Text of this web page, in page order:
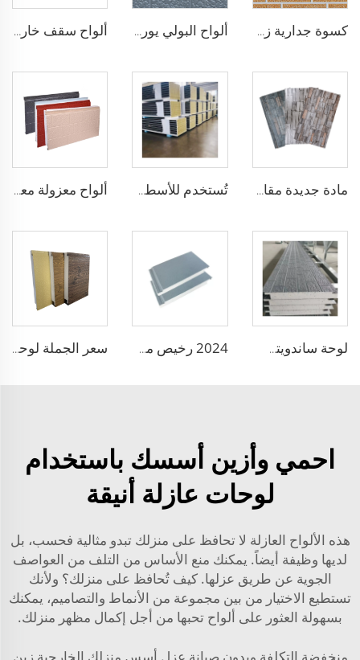
كسوة جدارية زخرفية من البولي يوريثين على شكل الطوب الاصطناعي المقاوم للحريق، ألواح ساندويشية من رغوة البولي يوريثين مع عزل حراري، ألواح معدنية ساندويشية بدون فواصل ألواح البولي يوريثين المزدوجة المنحوتة من المعادن، ألواح تزيينية للجدران الخارجية مع عزل حراري من رغوة البولي يوريثين لبيوت صغيرة ألواح سقف خارجي رغوة بولي يوريثين معزولة ذات نمط خشب للأسطح الخارجية للمنازل
مادة جديدة مقاومة للنار لوحة حجرية خارجية PU لوحة عازلة خارجية لوحة ساندويش PU لتزيين المنزل تُستخدم للأسطح المقاومة للهب في المنازل، لوحات الجدران الأساسية من صوف الصخور غلاف خارجي لملاط معدني مع سطح ناعم ألواح معزولة معدنية للعزل العازلة ألواح رغوة eps زخرفية للجدران
لوحة ساندويتش XPS عالي الأداء مع نواة من الرغوة EPS ولوحات سقف PU بمقاومة النار B1 2024 رخيص مقاوم للماء لوحة زخرفية عازلة للجدران لوحة زخرفية مركبة من الرغوة البوليستيرينية واللوحة المعدنية الجانبية سعر الجملة لوحة EPS الرغوية سماكة 50 مم للخارج معزولة لوحات جدارية رغوية خفيفة الوزن مريحة وقابلة للتخصيص
احمي وأزين أسسك باستخدام
لوحات عازلة أنيقة
هذه الألواح العازلة لا تحافظ على منزلك تبدو مثالية فحسب، بل
لديها وظيفة أيضاً. يمكنك منع الأساس من التلف من العواصف
الجوية عن طريق عزلها. كيف تُحافظ على منزلك؟ ولأنك
تستطيع الاختيار من بين مجموعة من الأنماط والتصاميم، يمكنك
بسهولة العثور على ألواح تحبها من أجل إكمال مظهر منزلك.